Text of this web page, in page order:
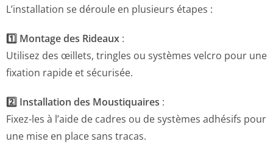
L’installation se déroule en plusieurs étapes :
1️⃣ Montage des Rideaux :
Utilisez des œillets, tringles ou systèmes velcro pour une
fixation rapide et sécurisée.
2️⃣ Installation des Moustiquaires :
Fixez-les à l’aide de cadres ou de systèmes adhésifs pour
une mise en place sans tracas.